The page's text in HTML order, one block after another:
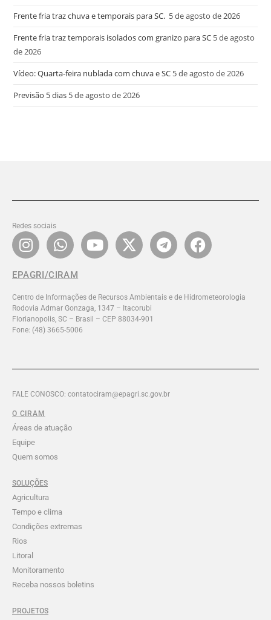
Frente fria traz chuva e temporais para SC. 5 de agosto de 2026
Frente fria traz temporais isolados com granizo para SC 5 de agosto
de 2026
Vídeo: Quarta-feira nublada com chuva e SC 5 de agosto de 2026
Previsão 5 dias 5 de agosto de 2026
Redes sociais
EPAGRI/CIRAM
Centro de Informações de Recursos Ambientais e de Hidrometeorologia
Rodovia Admar Gonzaga, 1347 – Itacorubi
Florianopolis, SC – Brasil – CEP 88034-901
Fone: (48) 3665-5006
FALE CONOSCO: contatociram@epagri.sc.gov.br
O CIRAM
Áreas de atuação
Equipe
Quem somos
SOLUÇÕES
Agricultura
Tempo e clima
Condições extremas
Rios
Litoral
Monitoramento
Receba nossos boletins
PROJETOS